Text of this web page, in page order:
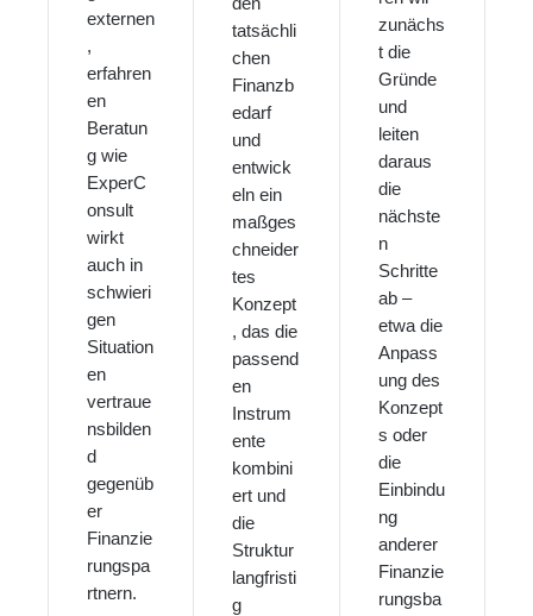
externen
,
erfahren
en
Beratun
g wie
ExperC
onsult
wirkt
auch in
schwieri
gen
Situation
en
vertraue
nsbilden
d
gegenüb
er
Finanzie
rungspa
rtnern.
tatsächli
chen
Finanzb
edarf
und
entwick
eln ein
maßges
chneider
tes
Konzept
, das die
passend
en
Instrum
ente
kombini
ert und
die
Struktur
langfristi
g
zunächs
t die
Gründe
und
leiten
daraus
die
nächste
n
Schritte
ab –
etwa die
Anpass
ung des
Konzept
s oder
die
Einbindu
ng
anderer
Finanzie
rungsba